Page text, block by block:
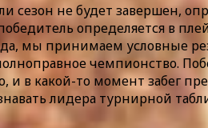
сезон не будет завершен,
определяется в
да, мы принимаем условные
чемпионство.
и в какой-то момент забег
лидера турнирной